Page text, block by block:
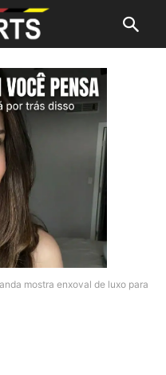
mostra enxoval de luxo para